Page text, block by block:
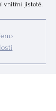
vnitřní jistotě.